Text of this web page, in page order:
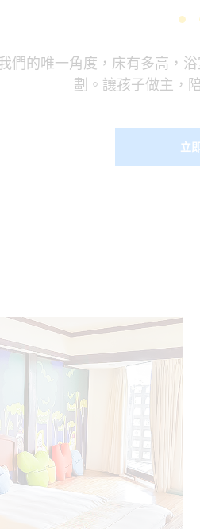
們的唯一角度，床有多高，
劃。讓孩子做主，
立